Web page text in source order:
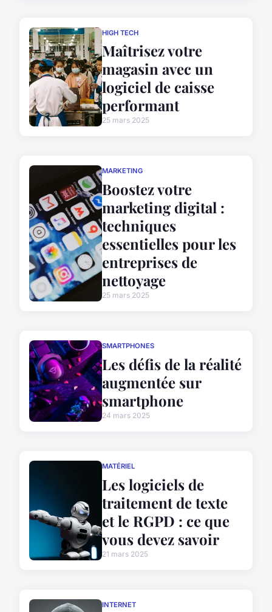
HIGH TECH
Maîtrisez votre
magasin avec un
logiciel de caisse
performant
25 mars 2025
MARKETING
Boostez votre
marketing digital :
techniques
essentielles pour les
entreprises de
nettoyage
25 mars 2025
SMARTPHONES
Les défis de la réalité
augmentée sur
smartphone
24 mars 2025
MATÉRIEL
Les logiciels de
traitement de texte
et le RGPD : ce que
vous devez savoir
21 mars 2025
INTERNET